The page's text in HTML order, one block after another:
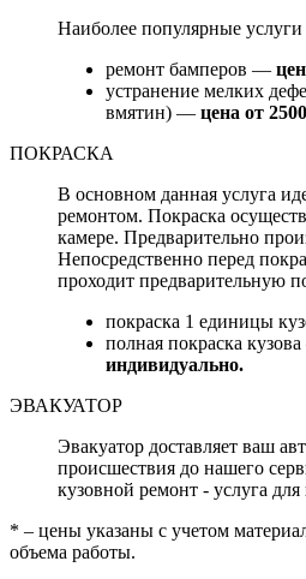
Наиболее популярные услуги
ремонт бамперов —
устранение мелких
вмятин) — цена от
ПОКРАСКА
В основном данная услуга
ремонтом. Покраска
камере. Предварительно
Непосредственно перед
проходит предварительную
покраска 1 единицы
полная покраска
индивидуально.
ЭВАКУАТОР
Эвакуатор доставляет ваш
происшествия до нашего
кузовной ремонт - услуга для
* – цены указаны с учетом
объема работы.